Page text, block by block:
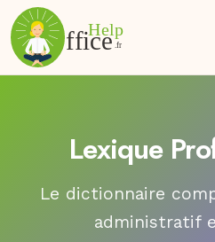
Lexique
Le dictionnaire
administratif